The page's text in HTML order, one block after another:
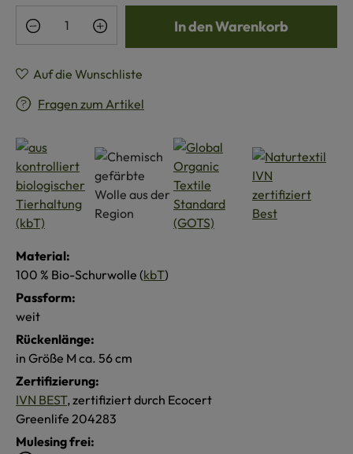
Produkt Anzahl: Gib den gewünschten
In den Warenkorb
Auf die Wunschliste
Fragen zum Artikel
Material:
100 % Bio-Schurwolle (kbT)
Passform:
weit
Rückenlänge:
in Größe M ca. 56 cm
Zertifizierung:
IVN BEST, zertifiziert durch Ecocert
Greenlife 204283
Mulesing frei: